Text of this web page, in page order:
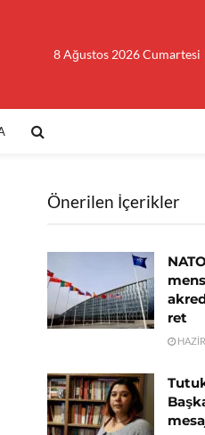
8 Ağustos 2026 Cumartesi
Önerilen İçerikler
ret